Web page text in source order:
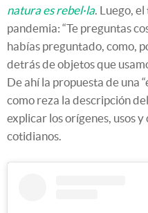
natura es rebel·la. Luego,
pandemia: “Te preguntas
habías preguntado, como,
detrás de objetos que
De ahí la propuesta de una
como reza la descripción
explicar los orígenes, usos
cotidianos.